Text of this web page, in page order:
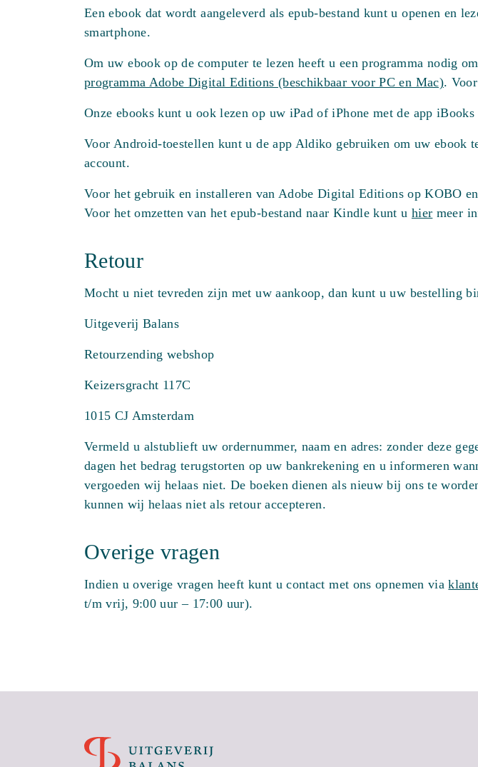
Een ebook dat wordt aangeleverd als epub-bestand kunt u openen en
smartphone.
Om uw ebook op de computer te lezen heeft u een programma nodig
programma Adobe Digital Editions (beschikbaar voor PC en Mac).
Onze ebooks kunt u ook lezen op uw iPad of iPhone met de app
Voor Android-toestellen kunt u de app Aldiko gebruiken om uw ebook
account.
Voor het gebruik en installeren van Adobe Digital Editions op KOBO
Voor het omzetten van het epub-bestand naar Kindle kunt u hier meer
Retour
Mocht u niet tevreden zijn met uw aankoop, dan kunt u uw bestelling
Uitgeverij Balans
Retourzending webshop
Keizersgracht 117C
1015 CJ Amsterdam
Vermeld u alstublieft uw ordernummer, naam en adres: zonder deze
dagen het bedrag terugstorten op uw bankrekening en u informeren
vergoeden wij helaas niet. De boeken dienen als nieuw bij ons te
kunnen wij helaas niet als retour accepteren.
Overige vragen
Indien u overige vragen heeft kunt u contact met ons opnemen via
t/m vrij, 9:00 uur – 17:00 uur).